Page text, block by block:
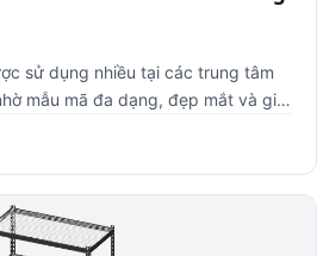
sử dụng nhiều tại các trung tâm
mẫu mã đa dạng, đẹp mắt và giá